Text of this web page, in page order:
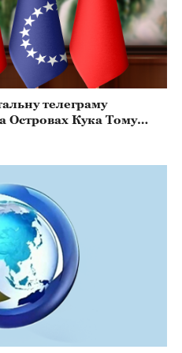
телеграму
Островах Кука Тому